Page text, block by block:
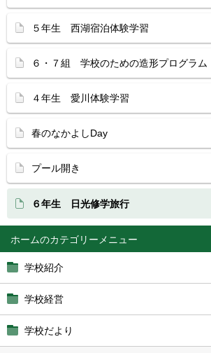
ホーム
学校紹介
学校経営
学校だより
５年生 西湖宿泊体験学習
６・７組 学校のための造形プログラム
４年生 愛川体験学習
春のなかよしDay
プール開き
６年生 日光修学旅行